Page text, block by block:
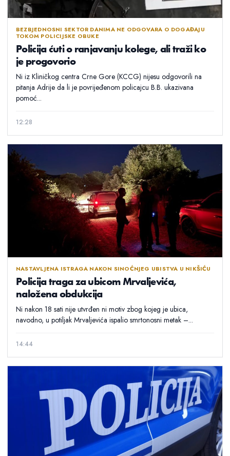
BEZBJEDNOSNI SEKTOR DANIMA NE ODGOVARA O DOGAĐAJU
TOKOM POLICIJSKE OBUKE
Policija ćuti o ranjavanju kolege, ali traži ko
je progovorio
Ni iz Kliničkog centra Crne Gore (KCCG) nijesu odgovorili na
pitanja Adrije da li je povrijeđenom policajcu B.B. ukazivana
pomoć...
12:28
NASTAVLJENA ISTRAGA NAKON SINOĆNJEG UBISTVA U NIKŠIĆU
Policija traga za ubicom Mrvaljevića,
naložena obdukcija
Ni nakon 18 sati nije utvrđen ni motiv zbog kojeg je ubica,
navodno, u potiljak Mrvaljevića ispalio smrtonosni metak –...
14:44